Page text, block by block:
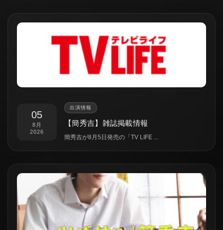
05
8月
2026
出演情報
【簡秀吉】雑誌掲載情報
簡秀吉が8月5日発売の「TV LIFE ...